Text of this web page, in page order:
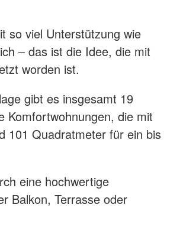
so viel Unterstützung wie
– das ist die Idee, die mit
worden ist.
gibt es insgesamt 19
Komfortwohnungen, die mit
101 Quadratmeter für ein bis
eine hochwertige
Balkon, Terrasse oder